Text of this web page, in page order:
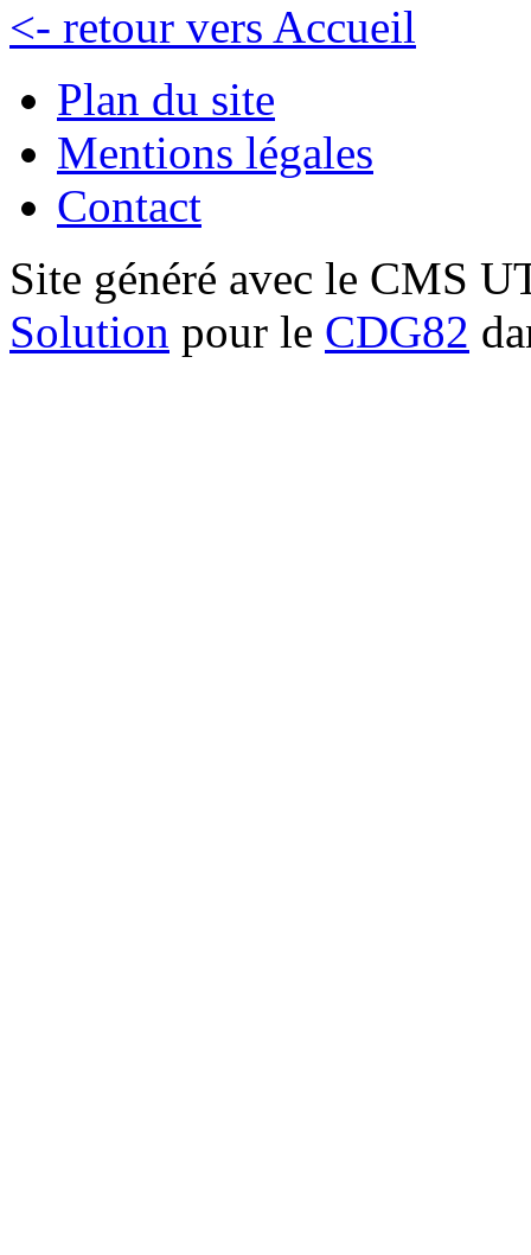
<- retour vers Accueil
Plan du site
Mentions légales
Contact
Site généré avec le CMS
Solution pour le CDG82